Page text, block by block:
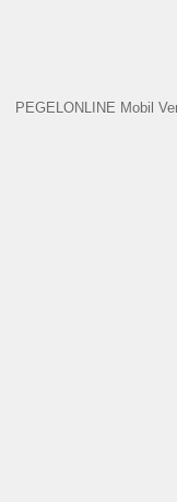
PEGELONLINE Mobil